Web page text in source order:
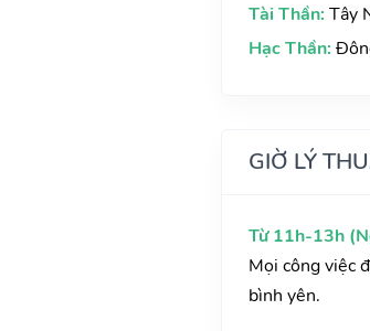
Tài Thần: Tây
Hạc Thần:
GIỜ LÝ
Từ 11h-13h
Mọi công việc
bình yên.